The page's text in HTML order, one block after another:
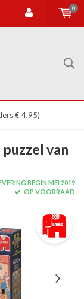
0
€ 4,95)
van
BEGIN MEI 2019
OP VOORRAAD